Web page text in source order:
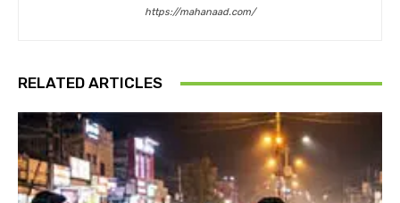
https://mahanaad.com/
RELATED ARTICLES